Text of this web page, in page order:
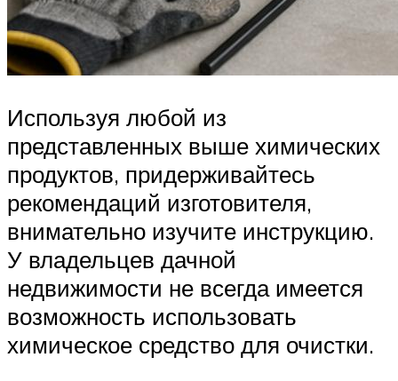
Используя любой из
представленных выше химических
продуктов, придерживайтесь
рекомендаций изготовителя,
внимательно изучите инструкцию.
У владельцев дачной
недвижимости не всегда имеется
возможность использовать
химическое средство для очистки.